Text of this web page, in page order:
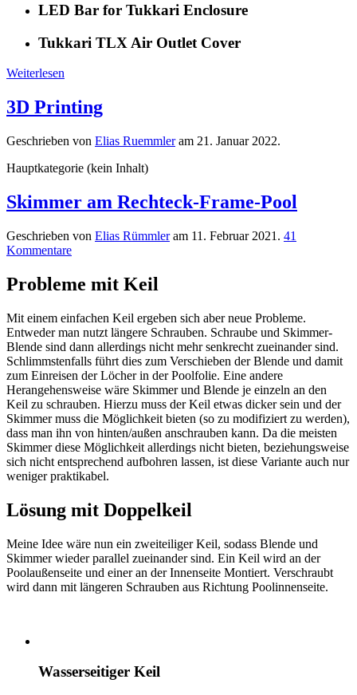
LED Bar for Tukkari Enclosure
Tukkari TLX Air Outlet Cover
Weiterlesen
3D Printing
Geschrieben von Elias Ruemmleram 21. Januar 2022.
Hauptkategorie (kein Inhalt)
Skimmer am Rechteck-Frame-Pool
Geschrieben von Elias Rümmleram 11. Februar 2021 . 41
Kommentare
Probleme mit Keil
Mit einem einfachen Keil ergeben sich aber neue Probleme.
Entweder man nutzt längere Schrauben. Schraube und Skimmer-
Blende sind dann allerdings nicht mehr senkrecht zueinander sind.
Schlimmstenfalls führt dies zum Verschieben der Blende und damit
zum Einreisen der Löcher in der Poolfolie. Eine andere
Herangehensweise wäre Skimmer und Blende je einzeln an den
Keil zu schrauben. Hierzu muss der Keil etwas dicker sein und der
Skimmer muss die Möglichkeit bieten (so zu modifiziert zu werden),
dass man ihn von hinten/außen anschrauben kann. Da die meisten
Skimmer diese Möglichkeit allerdings nicht bieten, beziehungsweise
sich nicht entsprechend aufbohren lassen, ist diese Variante auch nur
weniger praktikabel.
Lösung mit Doppelkeil
Meine Idee wäre nun ein zweiteiliger Keil, sodass Blende und
Skimmer wieder parallel zueinander sind. Ein Keil wird an der
Poolaußenseite und einer an der Innenseite Montiert. Verschraubt
wird dann mit längeren Schrauben aus Richtung Poolinnenseite.
Wasserseitiger Keil